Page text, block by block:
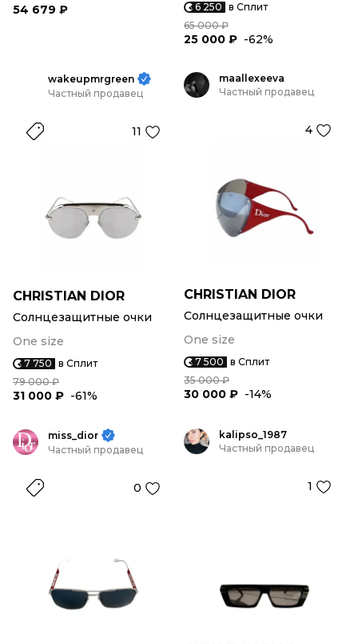
54 679 ₽
6 250 в Сплит
65 000 ₽
25 000 ₽ -62%
wakeupmrgreen
Частный продавец
11
CHRISTIAN DIOR
Солнцезащитные очки
One size
7 750 в Сплит
79 000 ₽
31 000 ₽ -61%
maallexeeva
Частный продавец
4
CHRISTIAN DIOR
Солнцезащитные очки
One size
7 500 в Сплит
35 000 ₽
30 000 ₽ -14%
miss_dior
Частный продавец
0
kalipso_1987
Частный продавец
1